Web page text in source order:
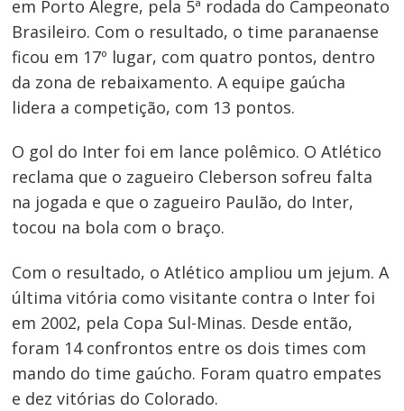
em Porto Alegre, pela 5ª rodada do Campeonato
Brasileiro. Com o resultado, o time paranaense
ficou em 17º lugar, com quatro pontos, dentro
da zona de rebaixamento. A equipe gaúcha
lidera a competição, com 13 pontos.
O gol do Inter foi em lance polêmico. O Atlético
reclama que o zagueiro Cleberson sofreu falta
na jogada e que o zagueiro Paulão, do Inter,
tocou na bola com o braço.
Com o resultado, o Atlético ampliou um jejum. A
última vitória como visitante contra o Inter foi
em 2002, pela Copa Sul-Minas. Desde então,
foram 14 confrontos entre os dois times com
mando do time gaúcho. Foram quatro empates
e dez vitórias do Colorado.